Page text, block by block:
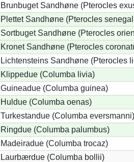
Brunbuget Sandhøne (Pterocles
Plettet Sandhøne (Pterocles
Sortbuget Sandhøne (Pterocles
Kronet Sandhøne (Pterocles
Lichtensteins Sandhøne (Pterocles
Klippedue (Columba livia)
Guineadue (Columba guinea)
Huldue (Columba oenas)
Turkestandue (Columba eversmanni)
Ringdue (Columba palumbus)
Madeiradue (Columba trocaz)
Laurbærdue (Columba bollii)